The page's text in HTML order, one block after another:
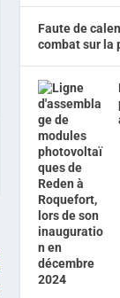
Faute de
combat sur la